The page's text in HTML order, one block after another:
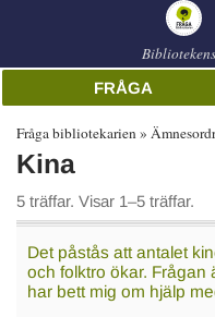
FRÅGA
Fråga bibliotekarien
Kina
5 träffar. Visar 1–5 träffar.
Det påstås att antalet
och folktro ökar. Frågan
har bett mig om hjälp